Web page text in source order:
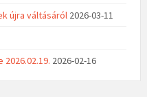
újra váltásáról 2026-03-11
2026-02-16